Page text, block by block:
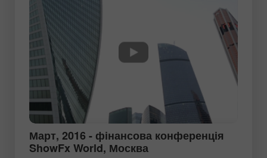
Март, 2016 - фінансова конференція
ShowFx World, Москва